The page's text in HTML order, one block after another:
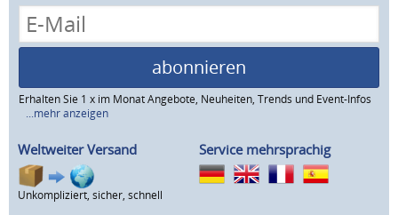
abonnieren
Erhalten Sie 1 x im Monat Angebote, Neuheiten, Trends und Event-Infos
...mehr anzeigen
Weltweiter Versand
Unkompliziert, sicher, schnell
Service mehrsprachig